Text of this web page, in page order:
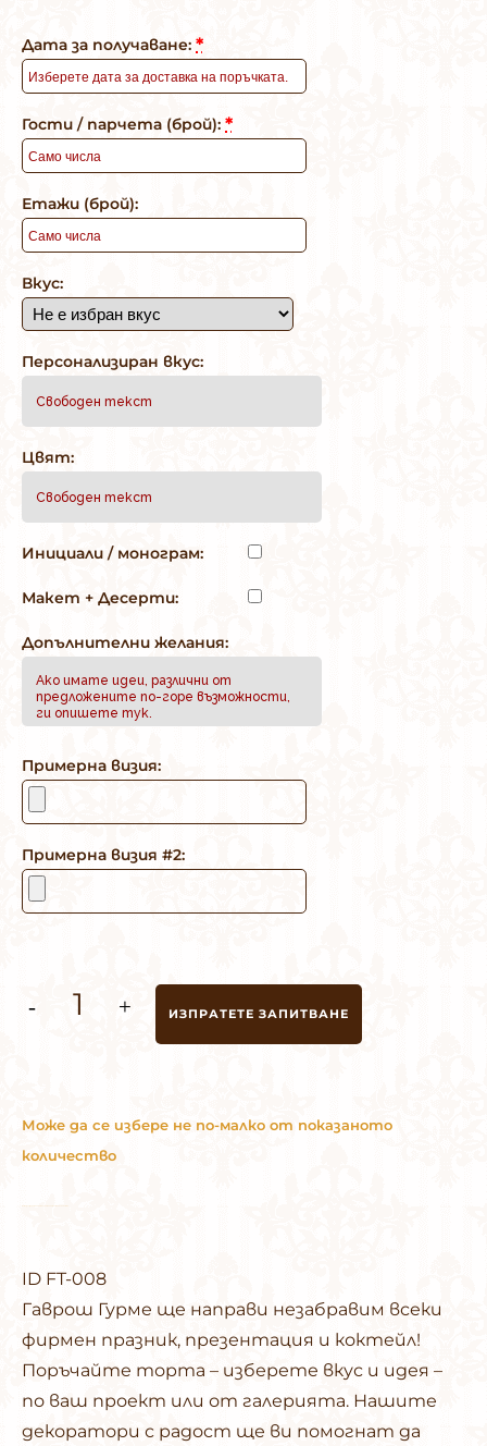
Дата за получаване: *
Гости / парчета (брой): *
Етажи (брой):
Вкус:
Персонализиран вкус:
Цвят:
Инициали / монограм:
Макет + Десерти:
Допълнителни желания:
Примерна визия:
Примерна визия #2:
торта
ИЗПРАТЕТЕ ЗАПИТВАНЕ
Може да се избере не по-малко от показаното
количество
ID FT-008
Гаврош Гурме ще направи незабравим всеки
фирмен празник, презентация и коктейл!
Поръчайте торта – изберете вкус и идея –
по ваш проект или от галерията. Нашите
декоратори с радост ще ви помогнат да